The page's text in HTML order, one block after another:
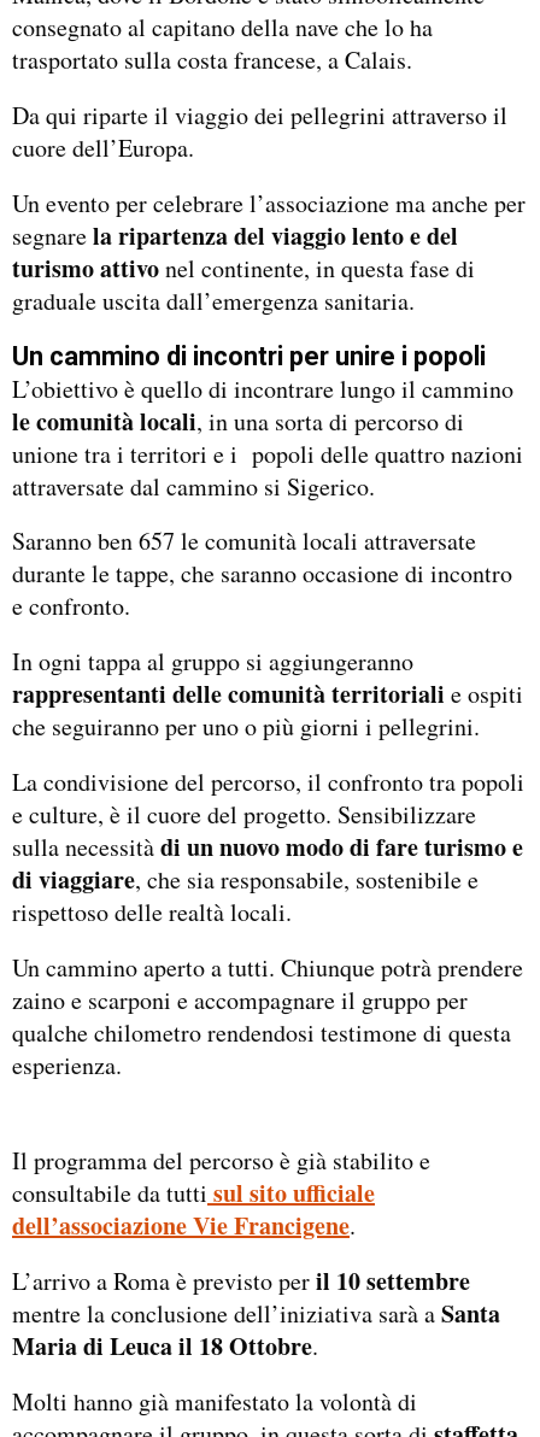
consegnato al capitano della nave che lo ha
trasportato sulla costa francese, a Calais.
Da qui riparte il viaggio dei pellegrini attraverso il
cuore dell’Europa.
Un evento per celebrare l’associazione ma anche per
segnarela ripartenza del viaggio lento e del
turismo attivonel continente, in questa fase di
graduale uscita dall’emergenza sanitaria.
Un cammino di incontri per unire i popoli
L’obiettivo è quello di incontrare lungo il cammino
le comunità locali, in una sorta di percorso di
unione tra i territori e i popoli delle quattro nazioni
attraversate dal cammino si Sigerico.
Saranno ben 657 le comunità locali attraversate
durante le tappe, che saranno occasione di incontro
e confronto.
In ogni tappa al gruppo si aggiungeranno
rappresentanti delle comunità territoriali e ospiti
che seguiranno per uno o più giorni i pellegrini.
La condivisione del percorso, il confronto tra popoli
e culture, è il cuore del progetto. Sensibilizzare
sulla necessitàdi un nuovo modo di fare turismo e
di viaggiare, che sia responsabile, sostenibile e
rispettoso delle realtà locali.
Un cammino aperto a tutti. Chiunque potrà prendere
zaino e scarponi e accompagnare il gruppo per
qualche chilometro rendendosi testimone di questa
esperienza.
Il programma del percorso è già stabilito e
consultabile da tutti sul sito ufficiale
dell’associazione Vie Francigene.
L’arrivo a Roma è previsto peril 10 settembre
mentre la conclusione dell’iniziativa sarà aSanta
Maria di Leuca il 18 Ottobre.
Molti hanno già manifestato la volontà di